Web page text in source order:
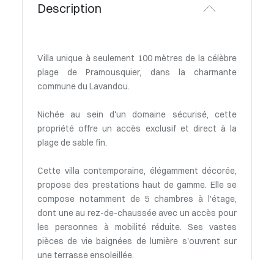
Description
Villa unique à seulement 100 mètres de la célèbre
plage de Pramousquier, dans la charmante
commune du Lavandou.
Nichée au sein d'un domaine sécurisé, cette
propriété offre un accès exclusif et direct à la
plage de sable fin.
Cette villa contemporaine, élégamment décorée,
propose des prestations haut de gamme. Elle se
compose notamment de 5 chambres à l'étage,
dont une au rez-de-chaussée avec un accès pour
les personnes à mobilité réduite. Ses vastes
pièces de vie baignées de lumière s'ouvrent sur
une terrasse ensoleillée.